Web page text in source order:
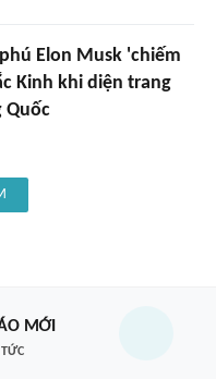
Elon Musk 'chiếm
Kinh khi diện trang
Quốc
MỚI